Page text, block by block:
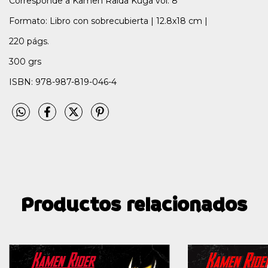
Formato: Libro con sobrecubierta | 12.8x18 cm |
220 págs.
300 grs
ISBN: 978-987-819-046-4
Productos relacionados